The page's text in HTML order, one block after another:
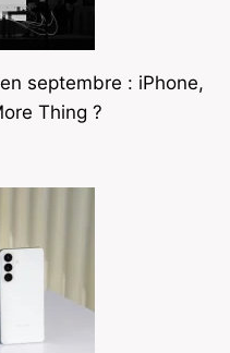
septembre : iPhone,
Thing ?